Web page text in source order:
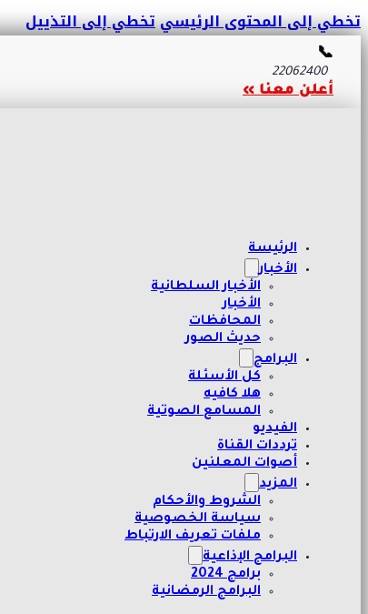
تخطي إلى المحتوى الرئيسيتخطي إلى التذييل
📞
22062400
أعلن معنا »
الرئيسة
الأخبار
الأخبار السلطانية
الأخبار
المحافظات
حديث الصور
البرامج
كل الأسئلة
هلا كافيه
المسامع الصوتية
الفيديو
ترددات القناة
أصوات المعلنين
المزيد
الشروط والأحكام
سياسة الخصوصية
ملفات تعريف الارتباط
البرامج الإذاعية
برامج 2024
البرامج الرمضانية